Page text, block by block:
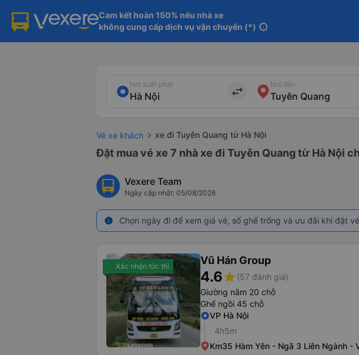
Cam kết hoàn 150% nếu nhà xe
không cung cấp dịch vụ vận chuyển (*) info
Nơi xuất phát
import_export
Nơi đến
Vé xe khách xe đi Tuyên Quang từ Hà Nội
Đặt mua vé xe 7 nhà xe đi Tuyên Quang từ Hà Nội
Vexere Team
Ngày cập nhật: 05/08/2026
info Chọn ngày đi để xem giá vé, số ghế trống và ưu đãi khi đặt vé
Xác nhận tức thì Vũ Hán Group
4.6star (57 đánh giá)
Giường nằm 20 chỗ
Ghế ngồi 45 chỗ
VP Hà Nội
4h5m
Km35 Hàm Yên - Ngã 3 Liên Ngành -